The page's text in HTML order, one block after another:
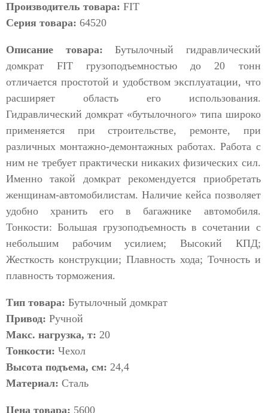
Производитель товара: FIT
Серия товара: 64520
Описание товара: Бутылочный гидравлический
домкрат FIT грузоподъемностью до 20 тонн
отличается простотой и удобством эксплуатации, что
расширяет область его использования.
Гидравлический домкрат «бутылочного» типа широко
применяется при строительстве, ремонте, при
различных монтажно-демонтажных работах. Работа с
ним не требует практически никаких физических сил.
Именно такой домкрат рекомендуется приобретать
женщинам-автомобилистам. Наличие кейса позволяет
удобно хранить его в багажнике автомобиля.
Тонкости: Большая грузоподъемность в сочетании с
небольшим рабочим усилием; Высокий КПД;
Жесткость конструкции; Плавность хода; Точность и
плавность торможения.
Тип товара: Бутылочный домкрат
Привод: Ручной
Макс. нагрузка, т: 20
Тонкости: Чехол
Высота подъема, см: 24,4
Материал: Сталь
Цена товара: 5600